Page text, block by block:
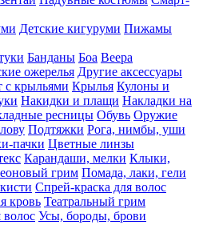
Детские кигуруми Пижамы
Банданы Боа Веера
ожерелья Другие аксессуары
с крыльями Крылья Кулоны и
Накидки и плащи Накладки на
ресницы Обувь Оружие
Подтяжки Рога, нимбы, уши
пачки Цветные линзы
Карандаши, мелки Клыки,
грим Помада, лаки, гели
Спрей-краска для волос
кровь Театральный грим
Усы, бороды, брови